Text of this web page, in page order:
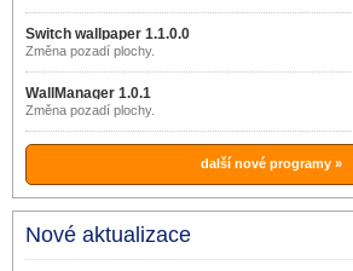
Switch wallpaper 1.1.0.0
Změna pozadí plochy.
WallManager 1.0.1
Změna pozadí plochy.
další nové programy »
Nové aktualizace